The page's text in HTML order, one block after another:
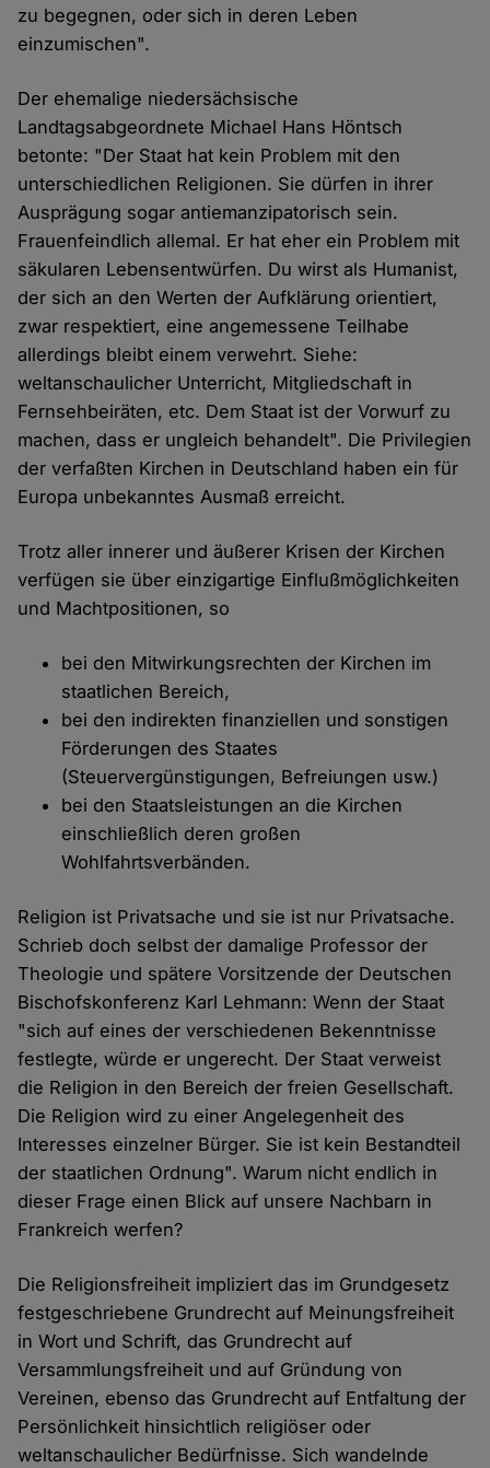
zu begegnen, oder sich in deren Leben
einzumischen".
Der ehemalige niedersächsische
Landtagsabgeordnete Michael Hans Höntsch
betonte: "Der Staat hat kein Problem mit den
unterschiedlichen Religionen. Sie dürfen in ihrer
Ausprägung sogar antiemanzipatorisch sein.
Frauenfeindlich allemal. Er hat eher ein Problem mit
säkularen Lebensentwürfen. Du wirst als Humanist,
der sich an den Werten der Aufklärung orientiert,
zwar respektiert, eine angemessene Teilhabe
allerdings bleibt einem verwehrt. Siehe:
weltanschaulicher Unterricht, Mitgliedschaft in
Fernsehbeiräten, etc. Dem Staat ist der Vorwurf zu
machen, dass er ungleich behandelt". Die Privilegien
der verfaßten Kirchen in Deutschland haben ein für
Europa unbekanntes Ausmaß erreicht.
Trotz aller innerer und äußerer Krisen der Kirchen
verfügen sie über einzigartige Einflußmöglichkeiten
und Machtpositionen, so
bei den Mitwirkungsrechten der Kirchen im
staatlichen Bereich,
bei den indirekten finanziellen und sonstigen
Förderungen des Staates
(Steuervergünstigungen, Befreiungen usw.)
bei den Staatsleistungen an die Kirchen
einschließlich deren großen
Wohlfahrtsverbänden.
Religion ist Privatsache und sie ist nur Privatsache.
Schrieb doch selbst der damalige Professor der
Theologie und spätere Vorsitzende der Deutschen
Bischofskonferenz Karl Lehmann: Wenn der Staat
"sich auf eines der verschiedenen Bekenntnisse
festlegte, würde er ungerecht. Der Staat verweist
die Religion in den Bereich der freien Gesellschaft.
Die Religion wird zu einer Angelegenheit des
Interesses einzelner Bürger. Sie ist kein Bestandteil
der staatlichen Ordnung". Warum nicht endlich in
dieser Frage einen Blick auf unsere Nachbarn in
Frankreich werfen?
Die Religionsfreiheit impliziert das im Grundgesetz
festgeschriebene Grundrecht auf Meinungsfreiheit
in Wort und Schrift, das Grundrecht auf
Versammlungsfreiheit und auf Gründung von
Vereinen, ebenso das Grundrecht auf Entfaltung der
Persönlichkeit hinsichtlich religiöser oder
weltanschaulicher Bedürfnisse. Sich wandelnde